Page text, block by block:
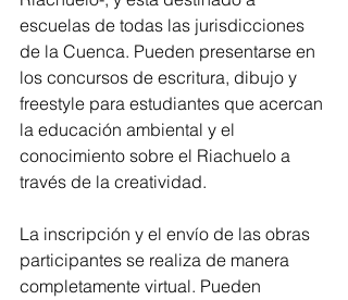
escuelas de todas las jurisdicciones
de la Cuenca. Pueden presentarse en
los concursos de escritura, dibujo y
freestyle para estudiantes que acercan
la educación ambiental y el
conocimiento sobre el Riachuelo a
través de la creatividad.
La inscripción y el envío de las obras
participantes se realiza de manera
completamente virtual. Pueden